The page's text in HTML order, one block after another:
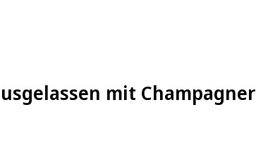
mit Champagner